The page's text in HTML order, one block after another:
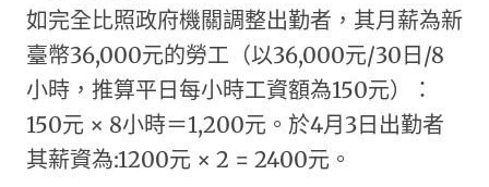
如完全比照政府機關調整出勤者，其月薪為新
臺幣36,000元的勞工（以36,000元/30日/8
小時，推算平日每小時工資額為150元）：
150元 × 8小時＝1,200元。於4月3日出勤者
其薪資為:1200元 × 2 = 2400元。